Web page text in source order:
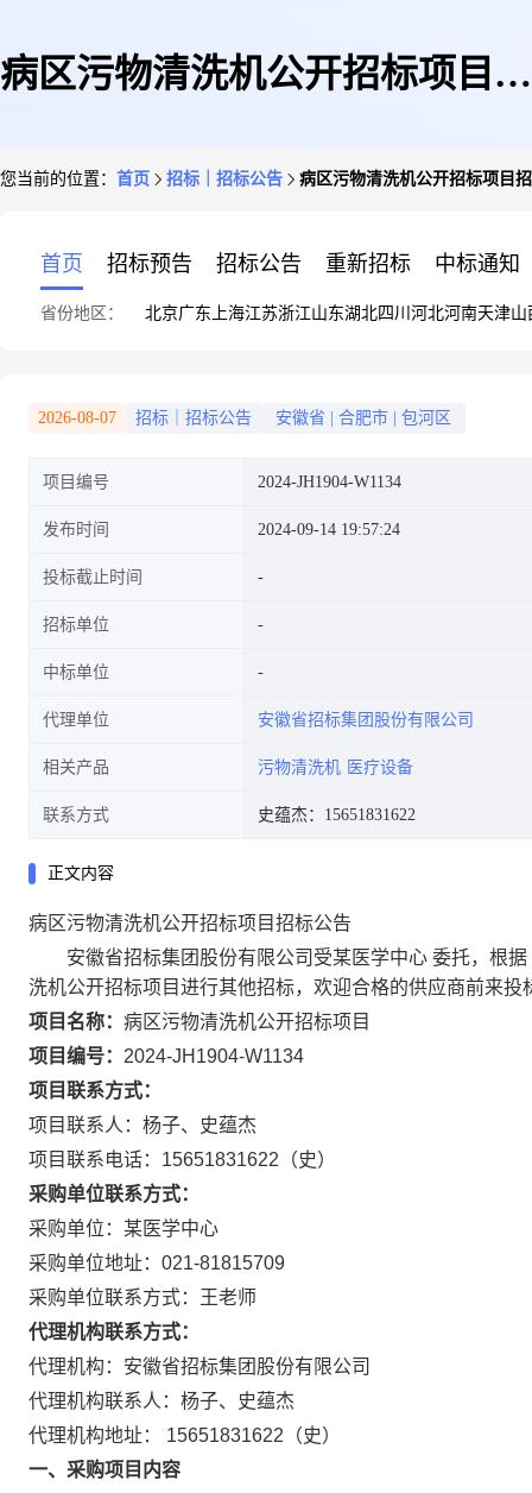
病区污物清洗机公开招标项目招
您当前的位置： 首页 招标｜招标公告 病区污物清洗机公开招标项目
首页 招标预告 招标公告 重新招标 中标通知
省份地区： 北京广东 上海江苏浙江山东湖北四川 河北河南天津山
2026-08-07 招标｜招标公告 安徽省 合肥市 包河区
项目编号 2024-JH1904-W1134
发布时间 2024-09-14 19:57:24
投标截止时间
招标单位
中标单位
代理单位 安徽省招标集团股份有限公司
相关产品 污物清洗机 医疗设备
联系方式 史蕴杰：15651831622
正文内容
病区污物清洗机公开招标项目招标公告
安徽省招标集团股份有限公司受某医学中心 委托，根据
洗机公开招标项目进行其他招标，欢迎合格的供应商前来投
项目名称： 病区污物清洗机公开招标项目
项目编号： 2024-JH1904-W1134
项目联系方式：
项目联系人：杨子、史蕴杰
项目联系电话：15651831622（史）
采购单位联系方式：
采购单位：某医学中心
采购单位地址：021-81815709
采购单位联系方式：王老师
代理机构联系方式：
代理机构：安徽省招标集团股份有限公司
代理机构联系人：杨子、史蕴杰
代理机构地址： 15651831622（史）
一、采购项目内容